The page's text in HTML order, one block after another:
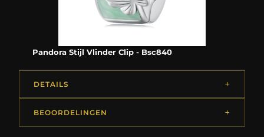
Pandora Stijl Vlinder Clip - Bsc840
DETAILS
BEOORDELINGEN